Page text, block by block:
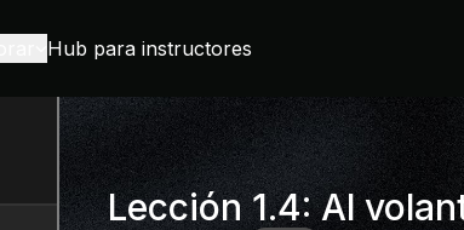
Hub para instructores
Lección 1.4: Al